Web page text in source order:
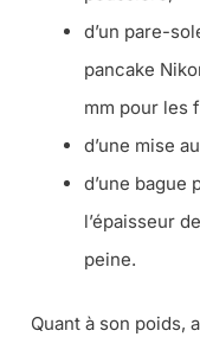
d’un pare-
pancake
mm pour les
d’une mise
d’une bague
l’épaisseur
peine.
Quant à son poids,